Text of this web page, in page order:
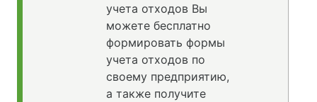
учета отходов Вы
можете бесплатно
формировать формы
учета отходов по
своему предприятию,
а также получите